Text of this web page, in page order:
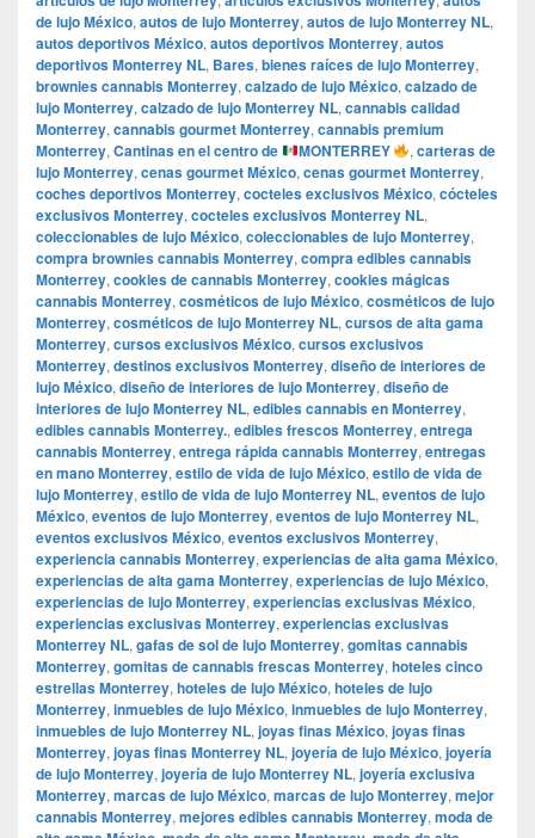
de lujo México, autos de lujo Monterrey, autos de lujo Monterrey NL,
autos deportivos México, autos deportivos Monterrey, autos
deportivos Monterrey NL, Bares, bienes raíces de lujo Monterrey,
brownies cannabis Monterrey, calzado de lujo México, calzado de
lujo Monterrey, calzado de lujo Monterrey NL, cannabis calidad
Monterrey, cannabis gourmet Monterrey, cannabis premium
Monterrey, Cantinas en el centro de MONTERREY ,carteras de
lujo Monterrey, cenas gourmet México, cenas gourmet Monterrey,
coches deportivos Monterrey, cocteles exclusivos México, cócteles
exclusivos Monterrey, cocteles exclusivos Monterrey NL,
coleccionables de lujo México, coleccionables de lujo Monterrey,
compra brownies cannabis Monterrey, compra edibles cannabis
Monterrey, cookies de cannabis Monterrey, cookies mágicas
cannabis Monterrey, cosméticos de lujo México, cosméticos de lujo
Monterrey, cosméticos de lujo Monterrey NL, cursos de alta gama
Monterrey, cursos exclusivos México, cursos exclusivos
Monterrey, destinos exclusivos Monterrey, diseño de interiores de
lujo México, diseño de interiores de lujo Monterrey, diseño de
interiores de lujo Monterrey NL, edibles cannabis en Monterrey,
edibles cannabis Monterrey., edibles frescos Monterrey, entrega
cannabis Monterrey, entrega rápida cannabis Monterrey, entregas
en mano Monterrey, estilo de vida de lujo México, estilo de vida de
lujo Monterrey, estilo de vida de lujo Monterrey NL, eventos de lujo
México, eventos de lujo Monterrey, eventos de lujo Monterrey NL,
eventos exclusivos México, eventos exclusivos Monterrey,
experiencia cannabis Monterrey, experiencias de alta gama México,
experiencias de alta gama Monterrey, experiencias de lujo México,
experiencias de lujo Monterrey, experiencias exclusivas México,
experiencias exclusivas Monterrey, experiencias exclusivas
Monterrey NL, gafas de sol de lujo Monterrey, gomitas cannabis
Monterrey, gomitas de cannabis frescas Monterrey, hoteles cinco
estrellas Monterrey, hoteles de lujo México, hoteles de lujo
Monterrey, inmuebles de lujo México, inmuebles de lujo Monterrey,
inmuebles de lujo Monterrey NL, joyas finas México, joyas finas
Monterrey, joyas finas Monterrey NL, joyería de lujo México, joyería
de lujo Monterrey, joyería de lujo Monterrey NL, joyería exclusiva
Monterrey, marcas de lujo México, marcas de lujo Monterrey, mejor
cannabis Monterrey, mejores edibles cannabis Monterrey, moda de